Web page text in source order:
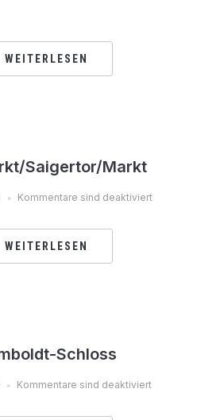
WEITERLESEN
Saigertor/Markt
Kommentare sind deaktiviert
WEITERLESEN
Schloss
Kommentare sind deaktiviert